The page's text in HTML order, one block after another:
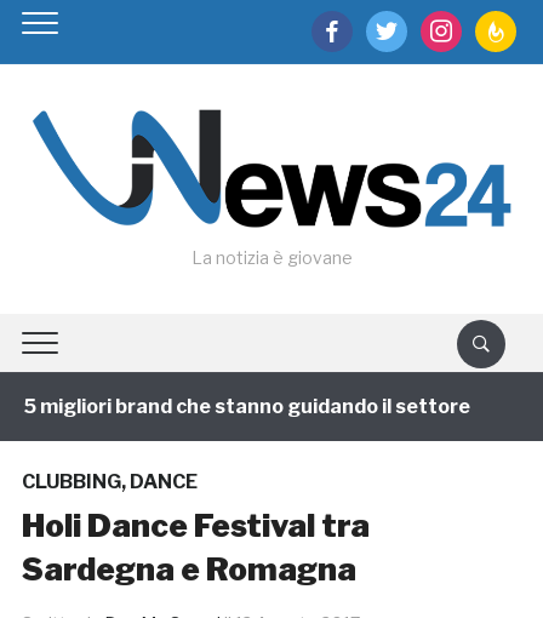
facebooktwitter instagram
La notizia è giovane
migliori brand che stanno guidando il settore
CLUBBING, DANCE
Holi Dance Festival tra
Sardegna e Romagna